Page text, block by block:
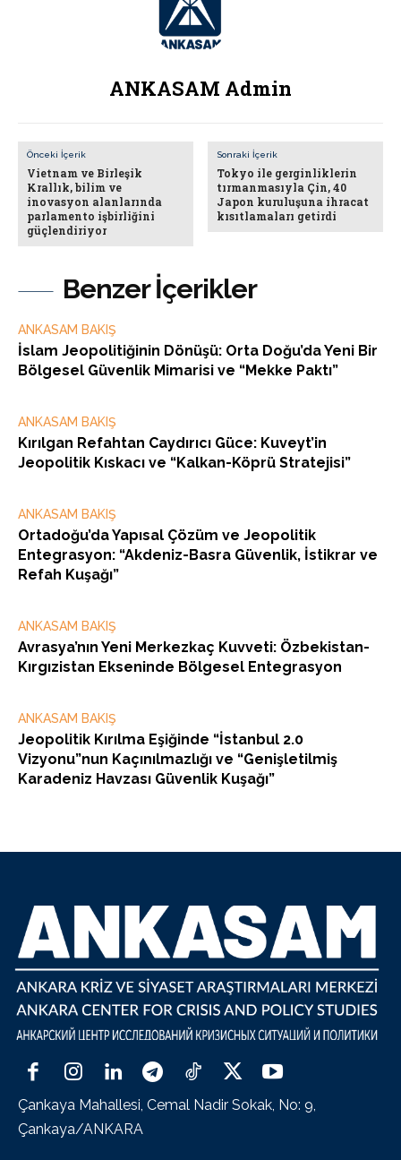
Benzer İçerikler
ANKASAM BAKIŞ
İslam Jeopolitiğinin Dönüşü: Orta Doğu’da Yeni Bir
Bölgesel Güvenlik Mimarisi ve “Mekke Paktı”
ANKASAM BAKIŞ
Kırılgan Refahtan Caydırıcı Güce: Kuveyt’in
Jeopolitik Kıskacı ve “Kalkan-Köprü Stratejisi”
ANKASAM BAKIŞ
Ortadoğu’da Yapısal Çözüm ve Jeopolitik
Entegrasyon: “Akdeniz-Basra Güvenlik, İstikrar ve
Refah Kuşağı”
ANKASAM BAKIŞ
Avrasya’nın Yeni Merkezkaç Kuvveti: Özbekistan-
Kırgızistan Ekseninde Bölgesel Entegrasyon
ANKASAM BAKIŞ
Jeopolitik Kırılma Eşiğinde “İstanbul 2.0
Vizyonu”nun Kaçınılmazlığı ve “Genişletilmiş
Karadeniz Havzası Güvenlik Kuşağı”
ANKASAM Admin
Önceki İçerik
Vietnam ve Birleşik
Krallık, bilim ve
inovasyon alanlarında
parlamento işbirliğini
güçlendiriyor
Sonraki İçerik
Tokyo ile gerginliklerin
tırmanmasıyla Çin, 40
Japon kuruluşuna ihracat
kısıtlamaları getirdi
Çankaya Mahallesi, Cemal Nadir Sokak, No: 9,
Çankaya/ANKARA